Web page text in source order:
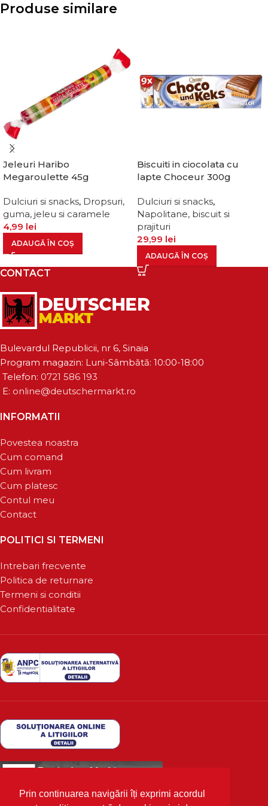
Prin continuarea navigării îți exprimi acordul
Produse similare
Jeleuri Haribo
Megaroulette 45g
Dulciuri si snacks, Dropsuri,
guma, jeleu si caramele
4,99 lei
ADAUGĂ ÎN COȘ
Biscuiti in ciocolata cu
lapte Choceur 300g
Dulciuri si snacks,
Napolitane, biscuit si
prajituri
29,99 lei
ADAUGĂ ÎN COȘ
CONTACT
Bulevardul Republicii, nr 6, Sinaia
Program magazin: Luni-Sâmbătă: 10:00-18:00
Telefon: 0721 586 193
E: online@deutschermarkt.ro
INFORMATII
Povestea noastra
Cum comand
Cum livram
Cum platesc
Contul meu
Contact
POLITICI SI TERMENI
Intrebari frecvente
Politica de returnare
Termeni si conditii
Confidentialitate